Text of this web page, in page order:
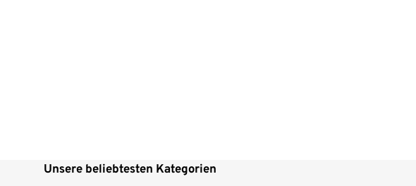
Unsere beliebtesten Kategorien